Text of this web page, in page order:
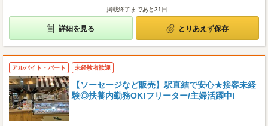
掲載終了まであと31日
詳細を見る とりあえず保存
アルバイト・パート 未経験者歓迎
【ソーセージなど販売】駅直結で安心★接客未経
験◎扶養内勤務OK!フリーター/主婦活躍中!